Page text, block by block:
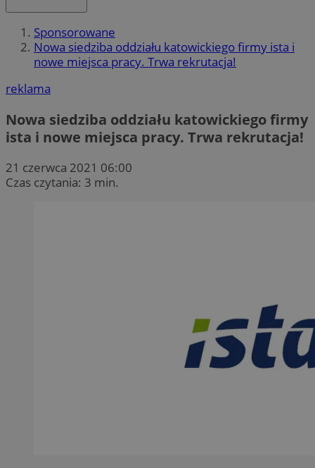
Sponsorowane
Nowa siedziba oddziału katowickiego firmy ista i
nowe miejsca pracy. Trwa rekrutacja!
reklama
Nowa siedziba oddziału katowickiego firmy
ista i nowe miejsca pracy. Trwa rekrutacja!
21 czerwca 2021 06:00
Czas czytania: 3 min.